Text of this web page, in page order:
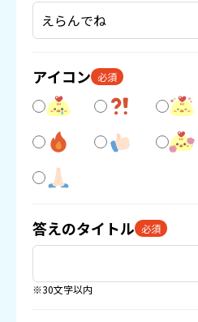
アイコン 必須
答えのタイトル 必須
※30文字以内